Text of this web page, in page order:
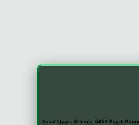
Yasal Uyarı:Sitemiz, 5651 Sayılı